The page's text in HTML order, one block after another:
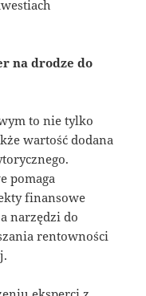
na drodze do
to nie tylko
wartość dodana
pomaga
finansowe
narzędzi do
rentowności